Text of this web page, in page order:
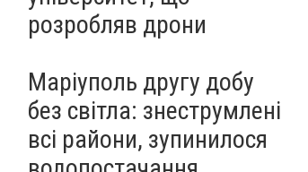
розробляв дрони
Маріуполь другу добу
без світла: знеструмлені
всі райони, зупинилося